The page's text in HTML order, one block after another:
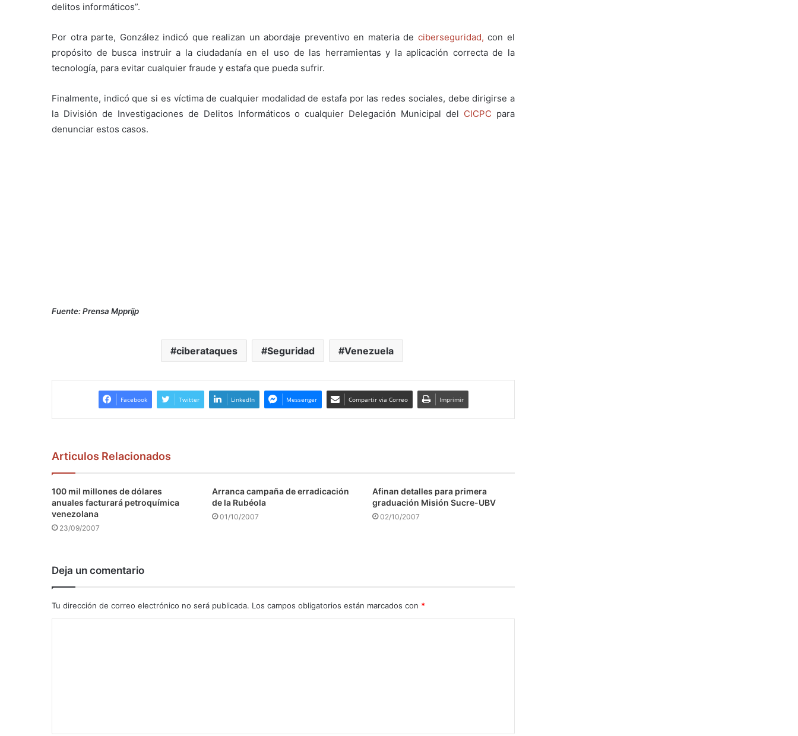
delitos informáticos”.
Por otra parte, González indicó que realizan un abordaje preventivo en materia de ciberseguridad, con el
propósito de busca instruir a la ciudadanía en el uso de las herramientas y la aplicación correcta de la
tecnología, para evitar cualquier fraude y estafa que pueda sufrir.
Finalmente, indicó que si es víctima de cualquier modalidad de estafa por las redes sociales, debe dirigirse a
la División de Investigaciones de Delitos Informáticos o cualquier Delegación Municipal del CICPC para
denunciar estos casos.
Fuente: Prensa Mpprijp
ciberataques Seguridad Venezuela
Facebook Twitter LinkedIn Messenger Compartir via Correo Imprimir
Articulos Relacionados
100 mil millones de dólares
anuales facturará petroquímica
venezolana
23/09/2007
Arranca campaña de erradicación
de la Rubéola
01/10/2007
Afinan detalles para primera
graduación Misión Sucre-UBV
02/10/2007
Deja un comentario
Tu dirección de correo electrónico no será publicada. Los campos obligatorios están marcados con *
a